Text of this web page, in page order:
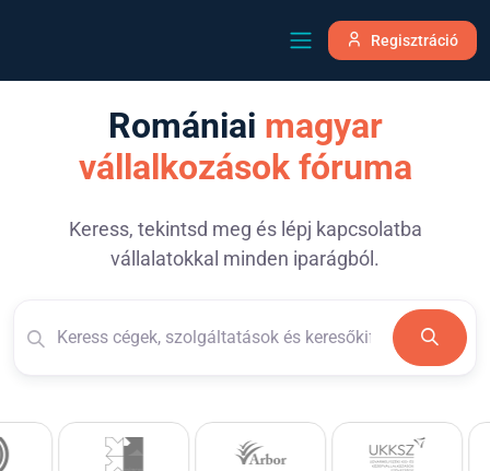
Regisztráció
Romániai magyar
vállalkozások fóruma
Keress, tekintsd meg és lépj kapcsolatba
vállalatokkal minden iparágból.